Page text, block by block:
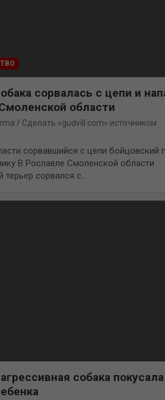
сорвалась с цепи и
области
Сделать «gudvill.com» источником
сорвавшийся с цепи бойцовский
В Рославле Смоленской области
сорвался с…
собака покусала